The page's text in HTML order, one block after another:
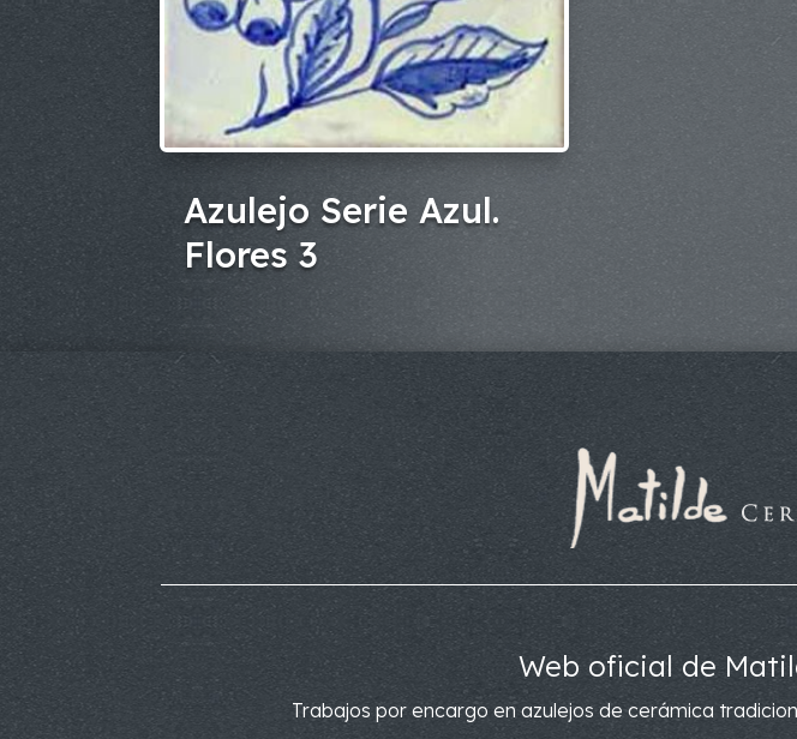
Azulejo Serie Azul.
Flores 3
Web oficial de
Trabajos por encargo en azulejos de cerámica